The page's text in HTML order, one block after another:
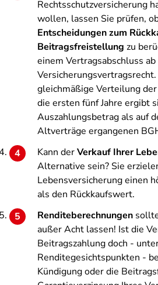
Rechtsschutzversicherung
wollen, lassen Sie prüfen,
Entscheidungen zum
Beitragsfreistellung zu
einem Vertragsabschluss
gleichmäßige Verteilung
die ersten fünf Jahre ergibt
Auszahlungsbetrag als auf
Altverträge ergangenen
Kann derVerkauf Ihrer
Alternative sein? Sie
Lebensversicherung einen
als den Rückkaufswert.
Renditeberechnungen
außer Acht lassen! Ist die
Beitragszahlung doch -
Renditegesichtspunkten -
Kündigung oder die